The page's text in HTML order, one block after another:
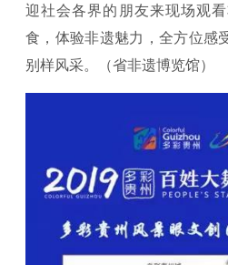
迎社会各界的朋友来现场观
食，体验非遗魅力，全方位感
别样风采。（省非遗博览馆）